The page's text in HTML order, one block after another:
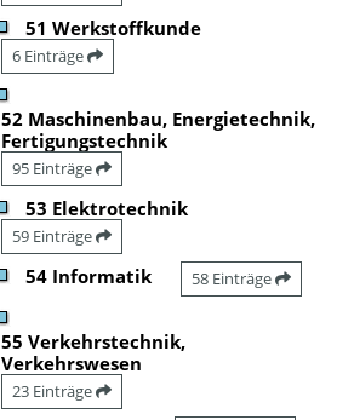
51 Werkstoffkunde
6 Einträge
52 Maschinenbau, Energietechnik,
Fertigungstechnik
95 Einträge
53 Elektrotechnik
59 Einträge
54 Informatik 58 Einträge
55 Verkehrstechnik,
Verkehrswesen
23 Einträge